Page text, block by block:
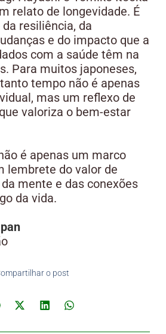
relato de longevidade. É
resiliência, da
e do impacto que a
com a saúde têm na
Para muitos japoneses,
tempo não é apenas
mas um reflexo de
valoriza o bem-estar
é apenas um marco
lembrete do valor de
mente e das conexões
da vida.
o post